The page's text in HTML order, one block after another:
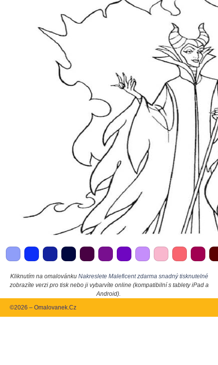
Kliknutím na omalovánku Nakreslete Maleficent zdarma snadný tisknutelné
zobrazíte verzi pro tisk nebo ji vybarvíte online (kompatibilní s tablety iPad a
Android).
©2026 – Omalovanek.Cz